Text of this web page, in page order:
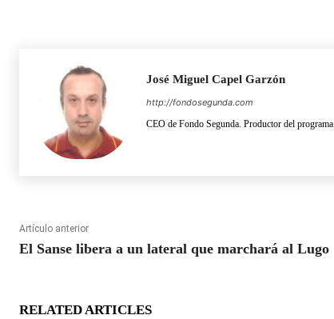
José Miguel Capel Garzón
http://fondosegunda.com
CEO de Fondo Segunda. Productor del
Artículo anterior
El Sanse libera a un lateral que marchará al Lugo
RELATED ARTICLES